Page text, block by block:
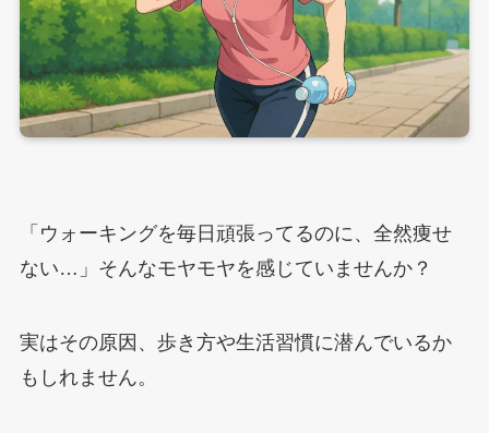
「ウォーキングを毎日頑張ってるのに、全然痩せ
ない…」そんなモヤモヤを感じていませんか？
実はその原因、歩き方や生活習慣に潜んでいるか
もしれません。